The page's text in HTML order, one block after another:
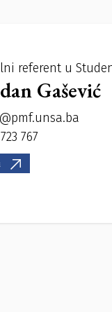
referent u
Gašević
767